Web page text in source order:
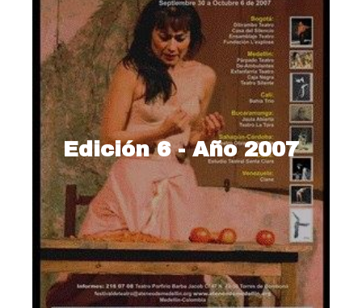
Edición 6 - Año 2007
2007 – Título
Ver más